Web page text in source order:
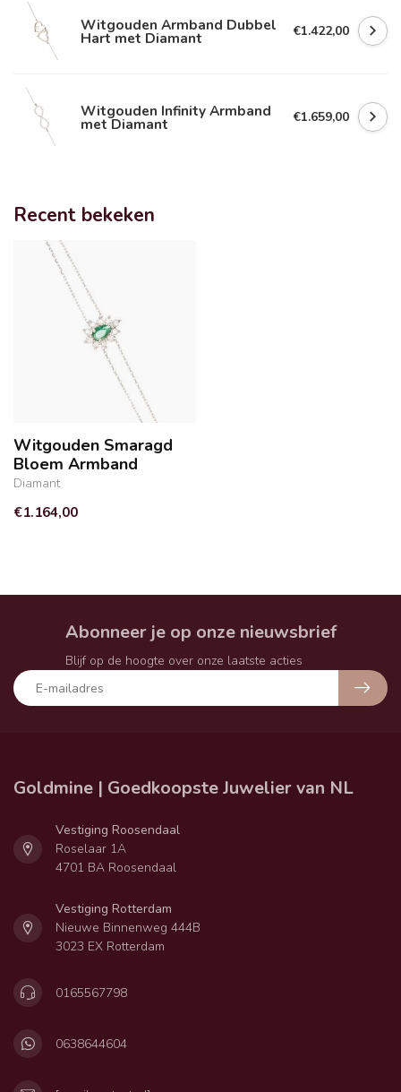
Witgouden Armband Dubbel
Hart met Diamant €1.422,00
Witgouden Infinity Armband
met Diamant €1.659,00
Recent bekeken
Witgouden Smaragd
Bloem Armband
Diamant
€1.164,00
Abonneer je op onze nieuwsbrief
Blijf op de hoogte over onze laatste acties
Goldmine | Goedkoopste Juwelier van NL
Vestiging Roosendaal
Roselaar 1A
4701 BA Roosendaal
Vestiging Rotterdam
Nieuwe Binnenweg 444B
3023 EX Rotterdam
0165567798
0638644604